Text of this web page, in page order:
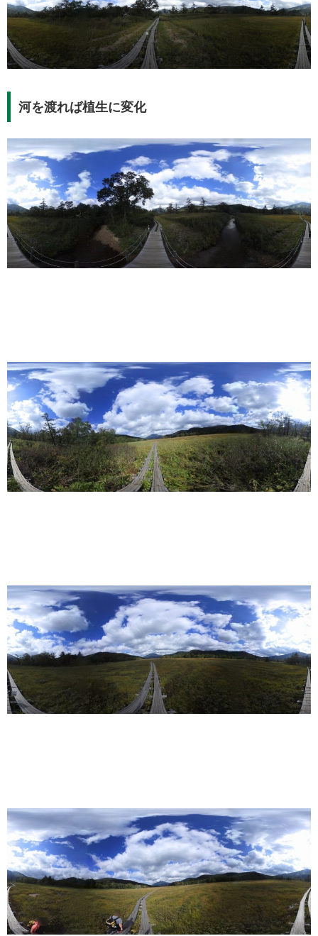
河を渡れば植生に変化